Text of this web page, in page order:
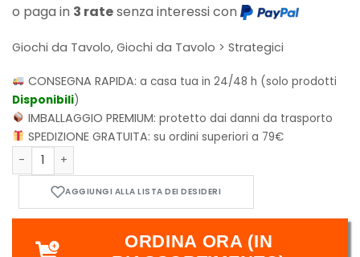
o paga in 3 ratesenza interessi con
Giochi da Tavolo, Giochi da Tavolo > Strategici
CONSEGNA RAPIDA:a casa tua in 24/48 h (solo prodotti
Disponibili)
IMBALLAGGIO PREMIUM:protetto dai danni da trasporto
SPEDIZIONE GRATUITA:su ordini superiori a 79€
Takoyaki quantità
ORDINA ORA (IN